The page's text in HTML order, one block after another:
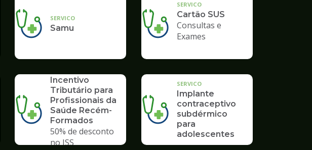
SERVICO
Samu
SERVICO
Cartão SUS
Consultas e
Exames
Incentivo
Tributário para
Profissionais da
Saúde Recém-
Formados
50% de desconto
no ISS
SERVICO
Implante
contraceptivo
subdérmico
para
adolescentes